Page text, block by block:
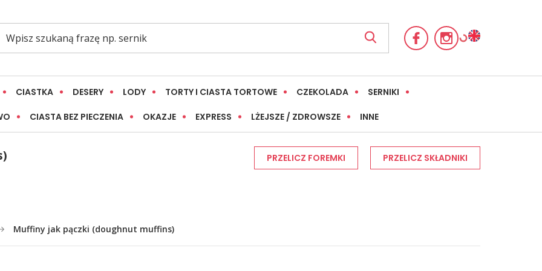
CIASTKA DESERY LODY TORTY I CIASTA TORTOWE CZEKOLADA SERNIKI
CIASTA BEZ PIECZENIA OKAZJE EXPRESS LŻEJSZE / ZDROWSZE INNE
PRZELICZ FOREMKI PRZELICZ SKŁADNIKI
Muffiny jak pączki (doughnut muffins)